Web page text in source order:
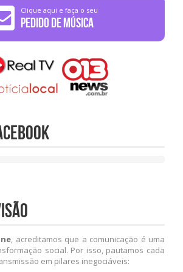
Clique aqui e faça o seu
Pedido de Música
, acreditamos que a comunicação é uma
social. Por isso, pautamos cada
em pilares inegociáveis: